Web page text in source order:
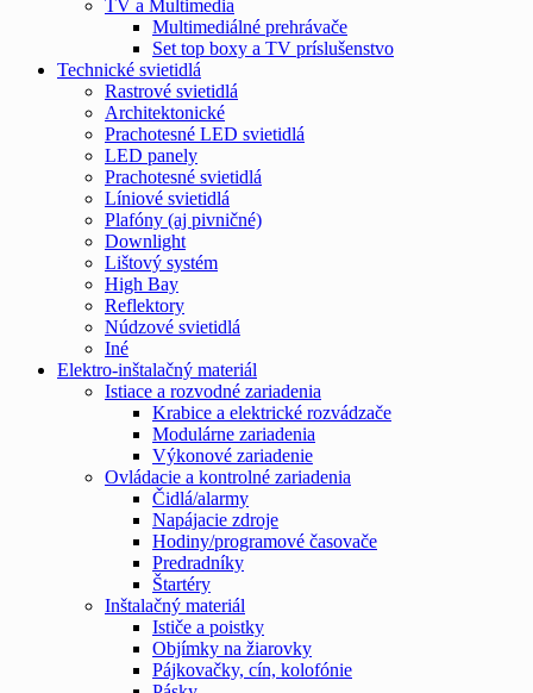
TV a Multimedia
Multimediálné prehrávače
Set top boxy a TV príslušenstvo
Technické svietidlá
Rastrové svietidlá
Architektonické
Prachotesné LED svietidlá
LED panely
Prachotesné svietidlá
Líniové svietidlá
Plafóny (aj pivničné)
Downlight
Lištový systém
High Bay
Reflektory
Núdzové svietidlá
Iné
Elektro-inštalačný materiál
Istiace a rozvodné zariadenia
Krabice a elektrické rozvádzače
Modulárne zariadenia
Výkonové zariadenie
Ovládacie a kontrolné zariadenia
Čidlá/alarmy
Napájacie zdroje
Hodiny/programové časovače
Predradníky
Štartéry
Inštalačný materiál
Ističe a poistky
Objímky na žiarovky
Pájkovačky, cín, kolofónie